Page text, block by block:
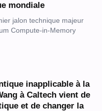
mondiale
jalon technique majeur
Compute-in-Memory
inapplicable à la
à Caltech vient de
et de changer la